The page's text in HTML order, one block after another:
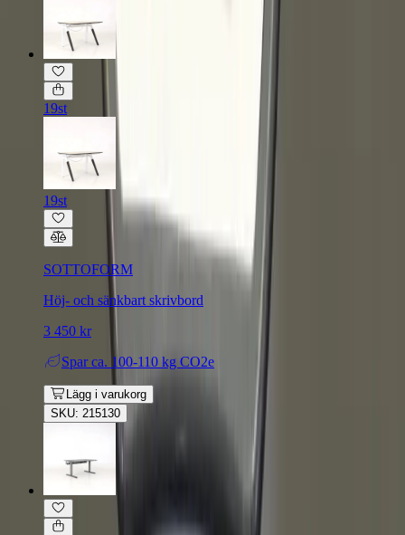
19st
19st
SOTTOFORM
Höj- och sänkbart skrivbord
3 450 kr
Spar ca. 100-110 kg CO2e
Lägg i varukorg
SKU: 215130